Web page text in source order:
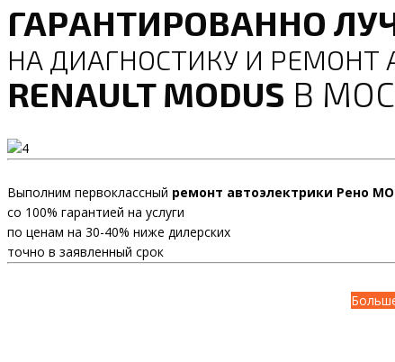
ГАРАНТИРОВАННО
НА ДИАГНОСТИКУ И РЕМОНТ
RENAULT MODUS В
Выполним первоклассный ремонт автоэлектрики Рено
со 100% гарантией на услуги
по ценам на 30-40% ниже дилерских
точно в заявленный срок